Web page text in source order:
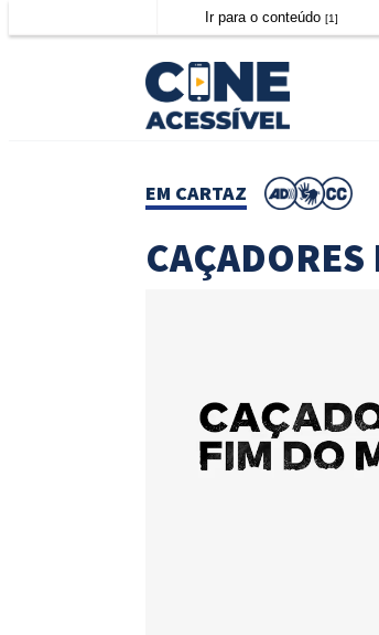
Ir para o conteúdo[1]
EM CARTAZ